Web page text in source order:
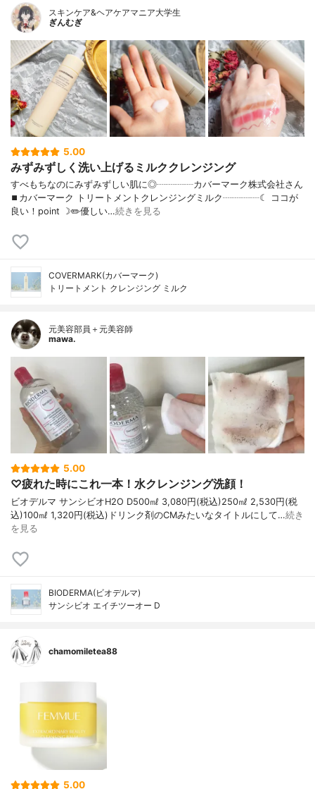
スキンケア&ヘアケアマニア大学生
ぎんむぎ
5.00
みずみずしく洗い上げるミルククレンジング
すべもちなのにみずみずしい肌に◎┈┈┈┈カバーマーク株式会社さん
⏹カバーマーク トリートメントクレンジングミルク┈┈┈┈☾ ココが
良い！point ☽✏️優しい…続きを見る
COVERMARK(カバーマーク)
トリートメント クレンジング ミルク
元美容部員＋元美容師
mawa.
5.00
♡疲れた時にこれ一本！水クレンジング洗顔！
ビオデルマ サンシビオH2O D500㎖ 3,080円(税込)250㎖ 2,530円(税
込)100㎖ 1,320円(税込)ドリンク剤のCMみたいなタイトルにして…続き
を見る
BIODERMA(ビオデルマ)
サンシビオ エイチツーオー D
chamomiletea88
5.00